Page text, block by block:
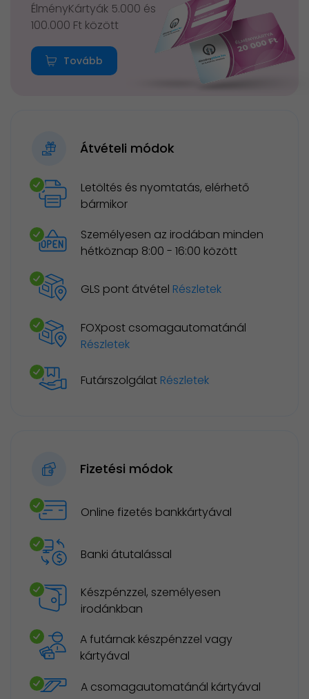
ÉlményKártyák 5.000 és
100.000 Ft között
Tovább
Átvételi módok
Letöltés és nyomtatás, elérhető
bármikor
Személyesen az irodában minden
hétköznap 8:00 - 16:00 között
GLS pont átvétel Részletek
FOXpost csomagautomatánál
Részletek
Futárszolgálat Részletek
Fizetési módok
Online fizetés bankkártyával
Banki átutalással
Készpénzzel, személyesen
irodánkban
A futárnak készpénzzel vagy
kártyával
A csomagautomatánál kártyával